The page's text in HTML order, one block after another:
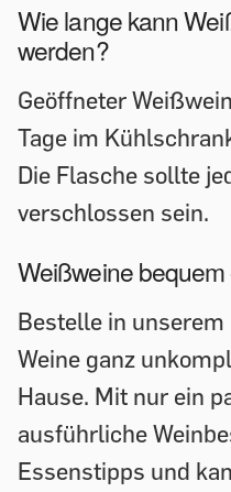
Wie lange kann
werden?
Geöffneter
Tage im
Die Flasche sollte
verschlossen sein.
Weißweine
Bestelle in unserem
Weine ganz
Hause. Mit nur ein
ausführliche
Essenstipps und